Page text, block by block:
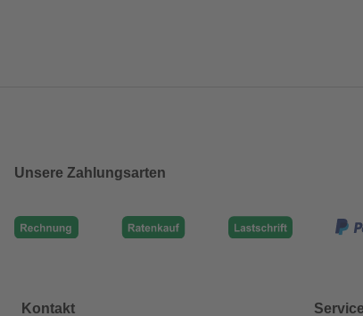
Unsere Zahlungsarten
Kontakt